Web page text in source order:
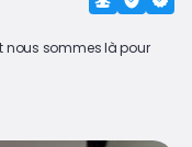
nous sommes là pour